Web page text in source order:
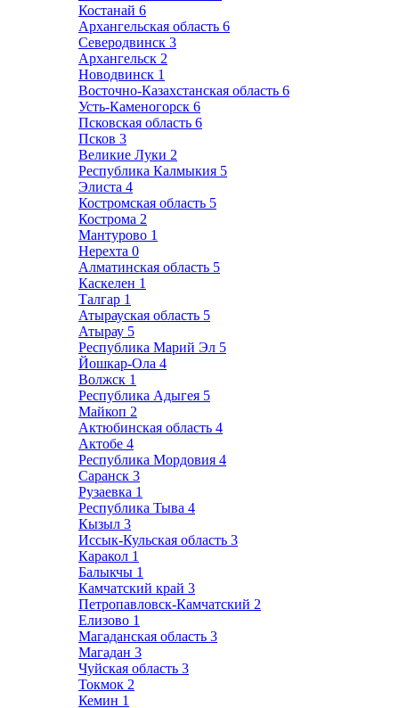
Костанай 6
Архангельская область 6
Северодвинск 3
Архангельск 2
Новодвинск 1
Восточно-Казахстанская область 6
Усть-Каменогорск 6
Псковская область 6
Псков 3
Великие Луки 2
Республика Калмыкия 5
Элиста 4
Костромская область 5
Кострома 2
Мантурово 1
Нерехта 0
Алматинская область 5
Каскелен 1
Талгар 1
Атырауская область 5
Атырау 5
Республика Марий Эл 5
Йошкар-Ола 4
Волжск 1
Республика Адыгея 5
Майкоп 2
Актюбинская область 4
Актобе 4
Республика Мордовия 4
Саранск 3
Рузаевка 1
Республика Тыва 4
Кызыл 3
Иссык-Кульская область 3
Каракол 1
Балыкчы 1
Камчатский край 3
Петропавловск-Камчатский 2
Елизово 1
Магаданская область 3
Магадан 3
Чуйская область 3
Токмок 2
Кемин 1